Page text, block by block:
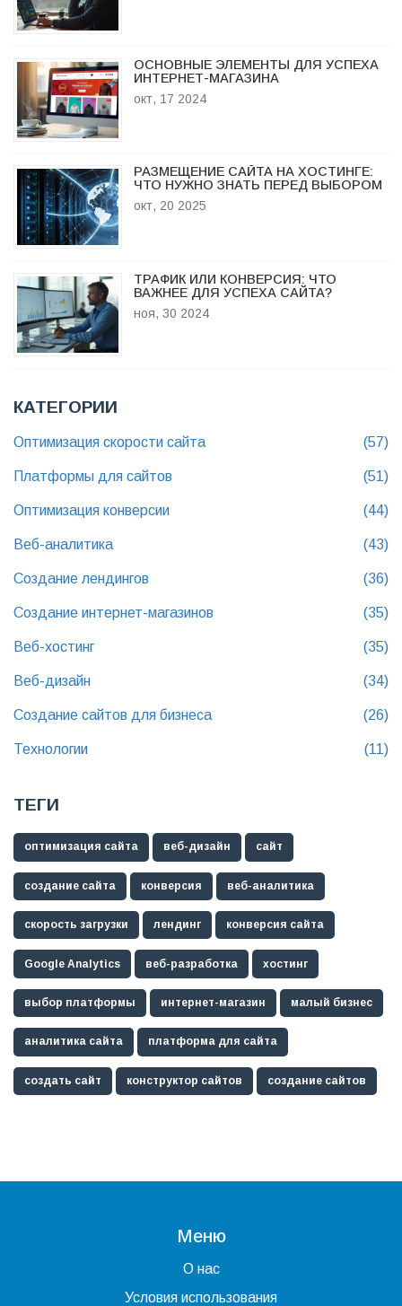
ОСНОВНЫЕ ЭЛЕМЕНТЫ ДЛЯ УСПЕХА
ИНТЕРНЕТ-МАГАЗИНА
окт, 17 2024
РАЗМЕЩЕНИЕ САЙТА НА ХОСТИНГЕ:
ЧТО НУЖНО ЗНАТЬ ПЕРЕД ВЫБОРОМ
окт, 20 2025
ТРАФИК ИЛИ КОНВЕРСИЯ: ЧТО
ВАЖНЕЕ ДЛЯ УСПЕХА САЙТА?
ноя, 30 2024
КАТЕГОРИИ
Оптимизация скорости сайта (57)
Платформы для сайтов (51)
Оптимизация конверсии (44)
Веб-аналитика (43)
Создание лендингов (36)
Создание интернет-магазинов (35)
Веб-хостинг (35)
Веб-дизайн (34)
Создание сайтов для бизнеса (26)
Технологии (11)
ТЕГИ
оптимизация сайта веб-дизайн сайт
создание сайта конверсия веб-аналитика
скорость загрузки лендинг конверсия сайта
Google Analytics веб-разработка хостинг
выбор платформы интернет-магазин малый бизнес
аналитика сайта платформа для сайта
создать сайт конструктор сайтов создание сайтов
Меню
О нас
Условия использования